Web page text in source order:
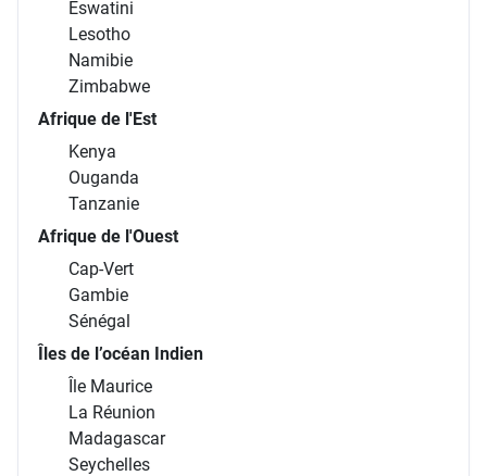
Eswatini
Lesotho
Namibie
Zimbabwe
Afrique de l'Est
Kenya
Ouganda
Tanzanie
Afrique de l'Ouest
Cap-Vert
Gambie
Sénégal
Îles de l’océan Indien
Île Maurice
La Réunion
Madagascar
Seychelles